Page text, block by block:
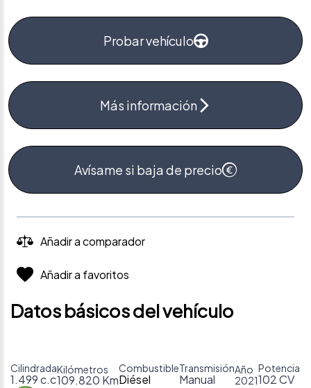
Probar vehículo
Más información
Avísame si baja de precio
Añadir a comparador
Añadir a favoritos
Datos básicos del vehículo
Cilindrada
1.499 c.c
Kilómetros
109.820 Km
Combustible
Diésel
Transmisión
Manual
Año
2021
Potencia
102 CV